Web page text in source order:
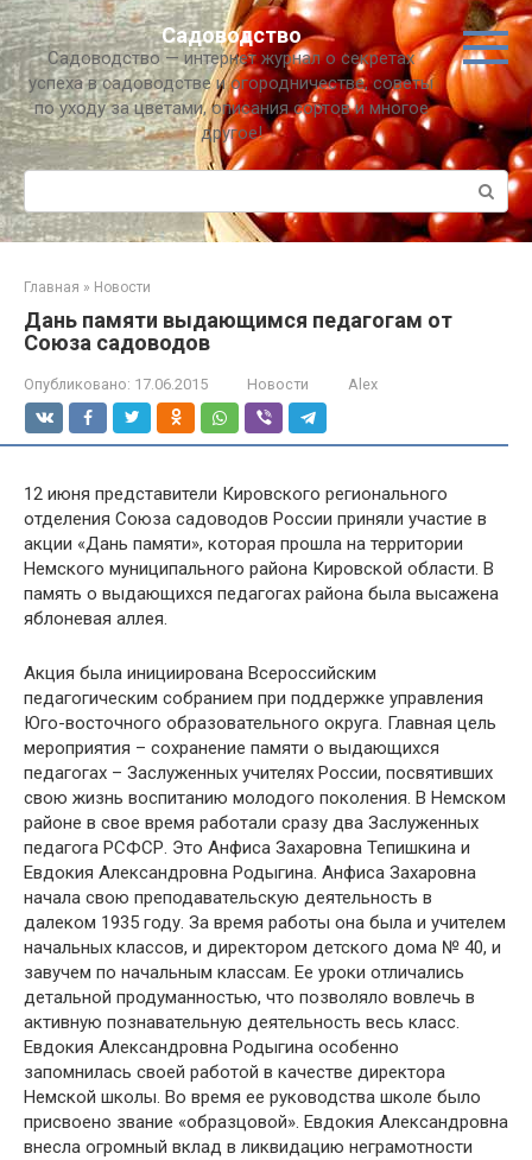
Перейти
к
контенту
Садоводство
Садоводство — интернет журнал о секретах
успеха в садоводстве и огородничестве, советы
по уходу за цветами, описания сортов и многое
другое!
Поиск:
Главная » Новости
Дань памяти выдающимся педагогам от
Союза садоводов
Опубликовано: 17.06.2015 Новости Alex
12 июня представители Кировского регионального
отделения Союза садоводов России приняли участие в
акции «Дань памяти», которая прошла на территории
Немского муниципального района Кировской области. В
память о выдающихся педагогах района была высажена
яблоневая аллея.
Акция была инициирована Всероссийским
педагогическим собранием при поддержке управления
Юго-восточного образовательного округа. Главная цель
мероприятия – сохранение памяти о выдающихся
педагогах – Заслуженных учителях России, посвятивших
свою жизнь воспитанию молодого поколения. В Немском
районе в свое время работали сразу два Заслуженных
педагога РСФСР. Это Анфиса Захаровна Тепишкина и
Евдокия Александровна Родыгина. Анфиса Захаровна
начала свою преподавательскую деятельность в
далеком 1935 году. За время работы она была и учителем
начальных классов, и директором детского дома № 40, и
завучем по начальным классам. Ее уроки отличались
детальной продуманностью, что позволяло вовлечь в
активную познавательную деятельность весь класс.
Евдокия Александровна Родыгина особенно
запомнилась своей работой в качестве директора
Немской школы. Во время ее руководства школе было
присвоено звание «образцовой». Евдокия Александровна
внесла огромный вклад в ликвидацию неграмотности